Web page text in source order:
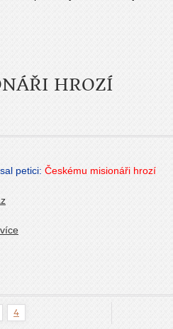
HROZÍ
petici: Českému misionáři hrozí
4